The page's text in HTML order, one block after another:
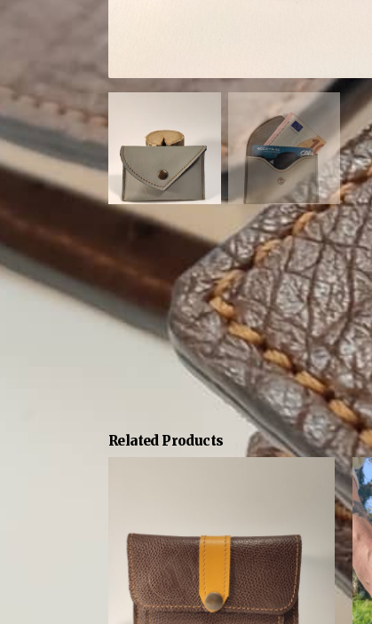
Related Products